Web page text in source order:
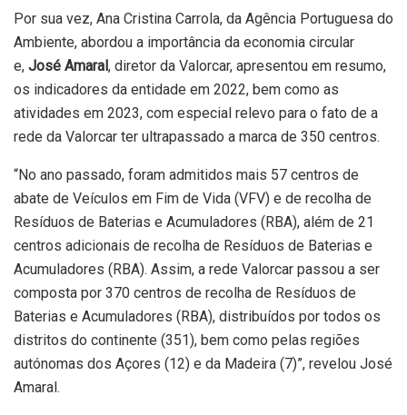
Por sua vez, Ana Cristina Carrola, da Agência Portuguesa do
Ambiente, abordou a importância da economia circular
e, José Amaral, diretor da Valorcar, apresentou em resumo,
os indicadores da entidade em 2022, bem como as
atividades em 2023, com especial relevo para o fato de a
rede da Valorcar ter ultrapassado a marca de 350 centros.
“No ano passado, foram admitidos mais 57 centros de
abate de Veículos em Fim de Vida (VFV) e de recolha de
Resíduos de Baterias e Acumuladores (RBA), além de 21
centros adicionais de recolha de Resíduos de Baterias e
Acumuladores (RBA). Assim, a rede Valorcar passou a ser
composta por 370 centros de recolha de Resíduos de
Baterias e Acumuladores (RBA), distribuídos por todos os
distritos do continente (351), bem como pelas regiões
autónomas dos Açores (12) e da Madeira (7)”, revelou José
Amaral.